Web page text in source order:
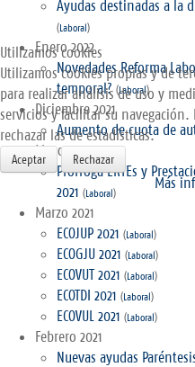
Ayudas destinadas a la
(Laboral)
Enero 2022
Novedades Reforma
temporal? (Laboral)
Diciembre 2021
Aumento de cuota de
Mayo 2021
Prórroga ERTEs y
2021 (Laboral)
Marzo 2021
ECOJUP 2021 (Laboral)
ECOGJU 2021 (Laboral)
ECOVUT 2021 (Laboral)
ECOTDI 2021 (Laboral)
ECOVUL 2021 (Laboral)
Febrero 2021
Nuevas ayudas
Utilizamos cookies
Utilizamos cookies propias y de
para realizar análisis de uso y
servicios y facilitar su navegación.
rechazar las de estadísticas.
Aceptar Rechazar
Más